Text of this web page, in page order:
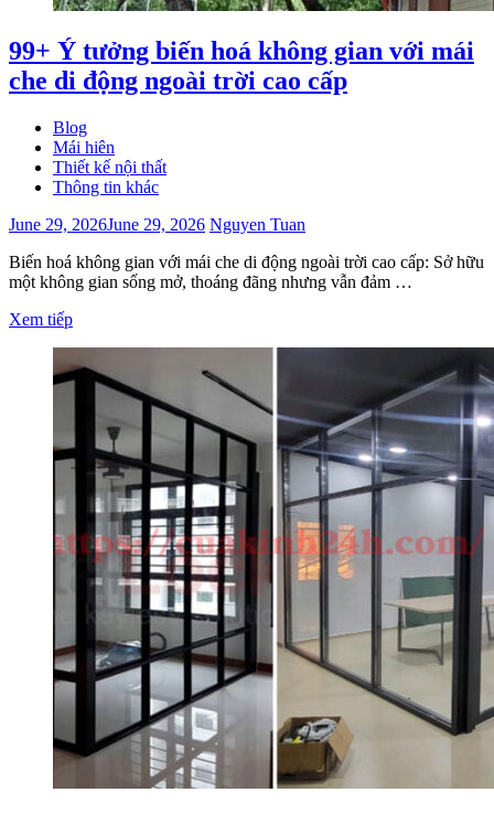
99+ Ý tưởng biến hoá không gian với mái
che di động ngoài trời cao cấp
Blog
Mái hiên
Thiết kế nội thất
Thông tin khác
June 29, 2026June 29, 2026 Nguyen Tuan
Biến hoá không gian với mái che di động ngoài trời cao cấp: Sở hữu
một không gian sống mở, thoáng đãng nhưng vẫn đảm …
Xem tiếp